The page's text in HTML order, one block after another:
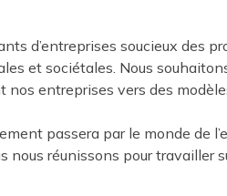
d’entreprises soucieux des
et sociétales. Nous
entreprises vers des
passera par le monde de
nous réunissons pour travailler